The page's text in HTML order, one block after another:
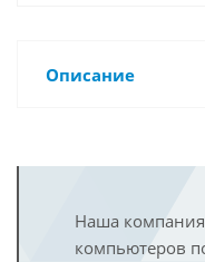
Описание
Наша компания
компьютеров